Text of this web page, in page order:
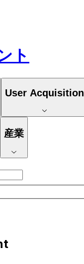
ト
User Acquisition
産業